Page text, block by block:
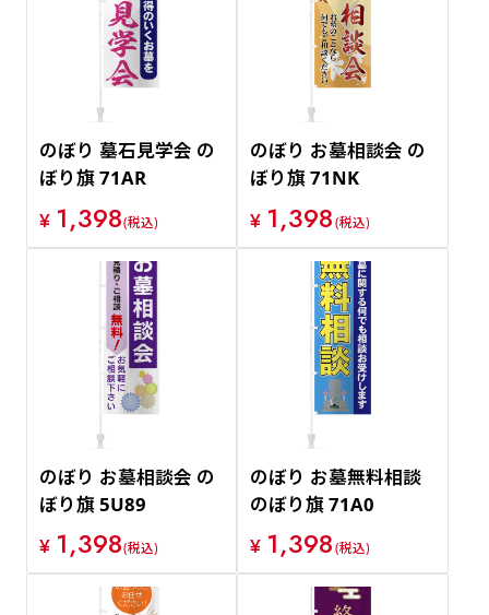
のぼり 墓石見学会 の
ぼり旗 71AR
¥ 1,398(税込)
のぼり お墓相談会 の
ぼり旗 71NK
¥ 1,398(税込)
のぼり お墓相談会 の
ぼり旗 5U89
¥ 1,398(税込)
のぼり お墓無料相談
のぼり旗 71A0
¥ 1,398(税込)